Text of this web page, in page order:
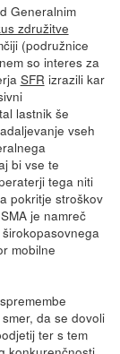
Generalnim
združitve
(podružnice
so interes za
SFR izrazili kar
lastnik še
vseh
bi vse te
tega niti
pokritje stroškov
je namreč
mobilne
da se dovoli
ter s tem